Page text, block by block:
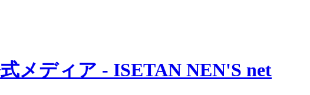
メディア - ISETAN NEN'S net